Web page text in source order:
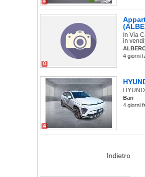
0
In Via
in
4 giorni
4
Bari
4 giorni
Indietro